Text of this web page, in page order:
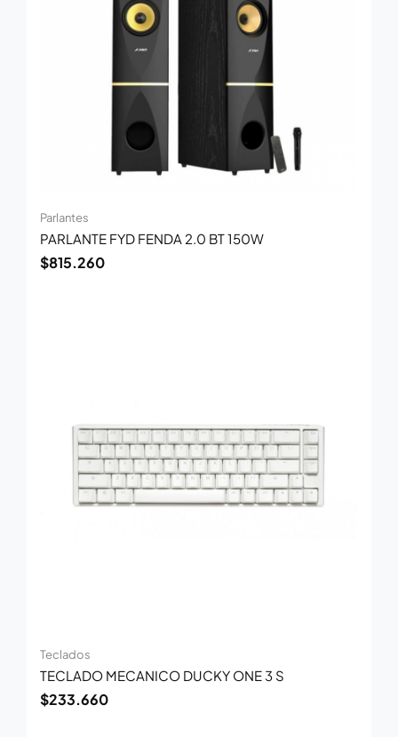
Parlantes
PARLANTE FYD FENDA 2.0 BT 150W
$815.260
Teclados
TECLADO MECANICO DUCKY ONE 3 S
$233.660